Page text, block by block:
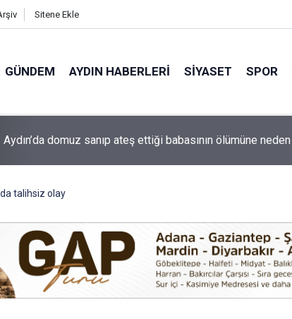
Sitene Ekle
GÜNDEM AYDIN HABERLERI SIYASET SPOR
Yeni Parti'nin Aydın kurucu yönetimi belli oldu
talihsiz olay